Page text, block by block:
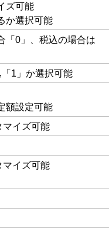
ズ可能
か選択可能
「0」、税込の場合は
1」か選択可能
額設定可能
マイズ可能
マイズ可能